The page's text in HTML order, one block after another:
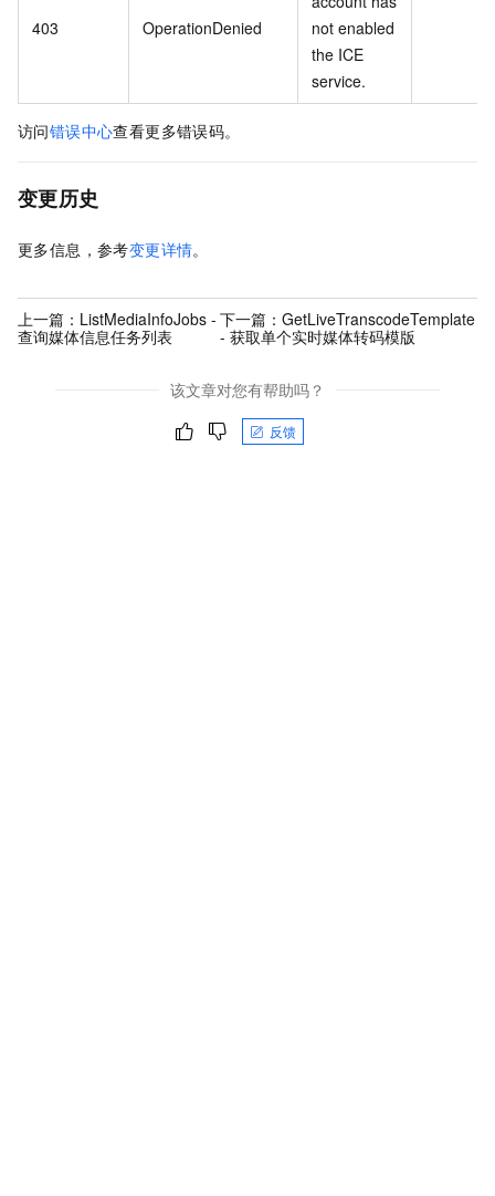
403 OperationDenied
not enabled
the ICE
service.
访问错误中心查看更多错误码。
变更历史
更多信息，参考变更详情。
上一篇： ListMediaInfoJobs -
查询媒体信息任务列表
下一篇：GetLiveTranscodeTemplate
- 获取单个实时媒体转码模版
该文章对您有帮助吗？
反馈